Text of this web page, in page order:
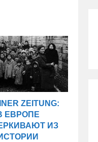
ZEITUNG:
ЕВРОПЕ
ИЗ